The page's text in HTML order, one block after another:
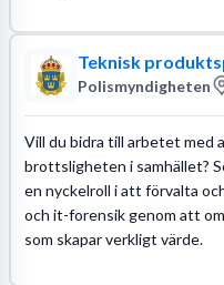
Teknisk
Polismyndigheten
Vill du bidra till arbetet med
brottsligheten i samhället?
en nyckelroll i att förvalta
och it-forensik genom att
som skapar verkligt värde.